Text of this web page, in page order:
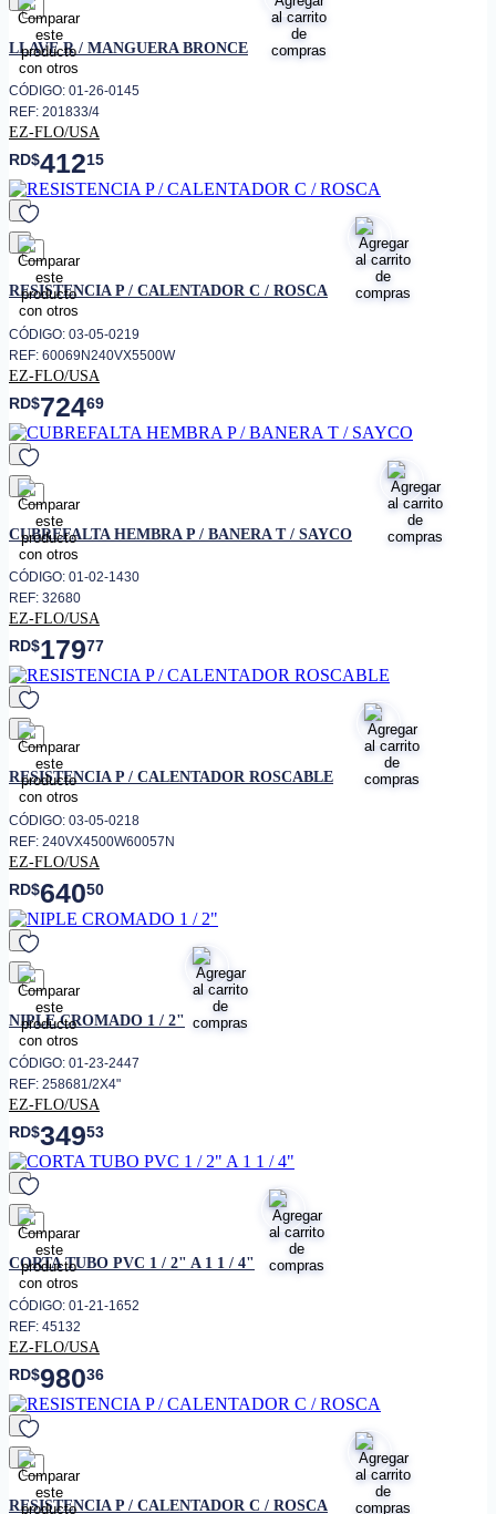
favorito
LLAVE R / MANGUERA BRONCE
CÓDIGO: 01-26-0145
REF: 201833/4
EZ-FLO/USA
RD$41215
favorito
RESISTENCIA P / CALENTADOR C / ROSCA
CÓDIGO: 03-05-0219
REF: 60069N240VX5500W
EZ-FLO/USA
RD$72469
favorito
CUBREFALTA HEMBRA P / BANERA T / SAYCO
CÓDIGO: 01-02-1430
REF: 32680
EZ-FLO/USA
RD$17977
favorito
RESISTENCIA P / CALENTADOR ROSCABLE
CÓDIGO: 03-05-0218
REF: 240VX4500W60057N
EZ-FLO/USA
RD$64050
favorito
NIPLE CROMADO 1 / 2"
CÓDIGO: 01-23-2447
REF: 258681/2X4"
EZ-FLO/USA
RD$34953
favorito
CORTA TUBO PVC 1 / 2" A 1 1 / 4"
CÓDIGO: 01-21-1652
REF: 45132
EZ-FLO/USA
RD$98036
favorito
RESISTENCIA P / CALENTADOR C / ROSCA